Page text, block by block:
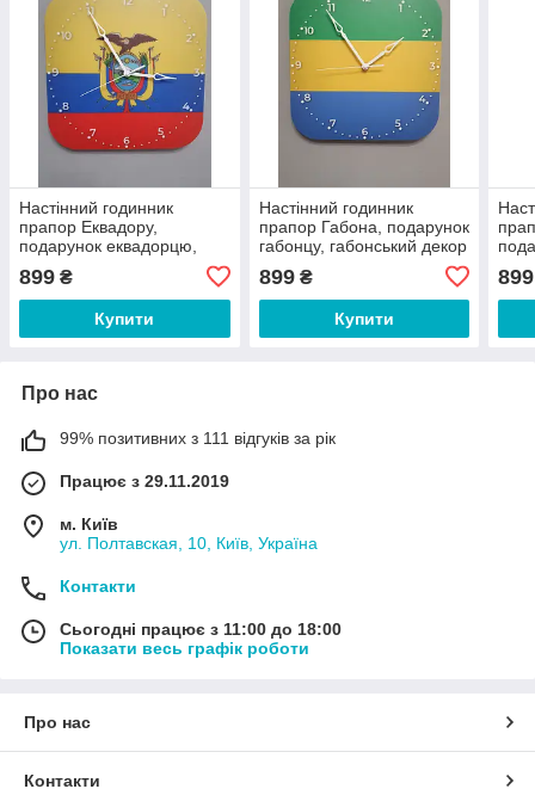
Настінний годинник
прапор Еквадору,
подарунок еквадорцю,
899 ₴
Купити
Настінний годинник
прапор Габона, подарунок
габонцу, габонський декор
899₴
Купити
899
Про нас
99% позитивних з 111 відгуків за рік
Працює з 29.11.2019
м. Київ
ул. Полтавская, 10, Київ, Україна
Контакти
Сьогодні працює з 11:00 до 18:00
Показати весь графік роботи
Про нас
Контакти